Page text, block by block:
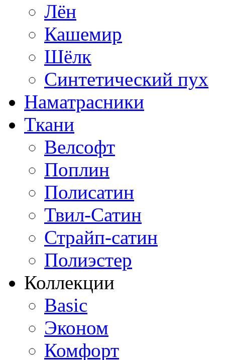
Лён
Кашемир
Шёлк
Синтетический пух
Наматрасники
Ткани
Велсофт
Поплин
Полисатин
Твил-Сатин
Страйп-сатин
Полиэстер
Коллекции
Basic
Эконом
Комфорт